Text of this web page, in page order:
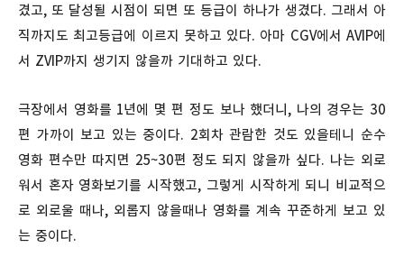
겼고, 또 달성될 시점이 되면 또 등급이 하나가 생겼다. 그래서 아
직까지도 최고등급에 이르지 못하고 있다. 아마 CGV에서 AVIP에
서 ZVIP까지 생기지 않을까 기대하고 있다.
극장에서 영화를 1년에 몇 편 정도 보나 했더니, 나의 경우는 30
편 가까이 보고 있는 중이다. 2회차 관람한 것도 있을테니 순수
영화 편수만 따지면 25~30편 정도 되지 않을까 싶다. 나는 외로
워서 혼자 영화보기를 시작했고, 그렇게 시작하게 되니 비교적으
로 외로울 때나, 외롭지 않을때나 영화를 계속 꾸준하게 보고 있
는 중이다.